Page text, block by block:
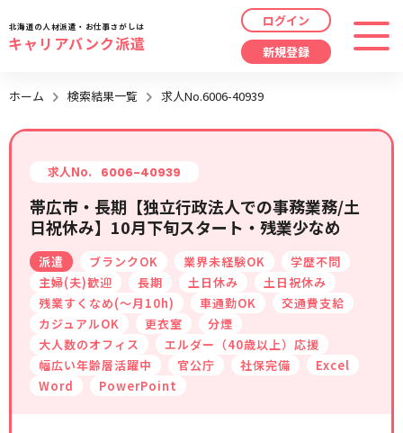
職種 指定なし
給与 時給/日給/月給から選択
こだわり 指定なし
キーワード 指定なし
最近見た求人
最近利用した検索条件
検索履歴はありません。
北海道の人材派遣・お仕事さがしは
キャリアバンク派遣
ログイン
新規登録
ホーム 検索結果一覧 求人No.6006-40939
求人No. 6006-40939
帯広市・長期【独立行政法人での事務業務/土
日祝休み】10月下旬スタート・残業少なめ
派遣 ブランクOK 業界未経験OK
学歴不問
主婦(夫)歓迎
長期 土日休み
土日祝休み
残業すくなめ(～月10h)
車通勤OK
交通費支給
カジュアルOK
更衣室
分煙
大人数のオフィス
エルダー（40歳以上）応援
幅広い年齢層活躍中
官公庁 社保完備
Excel
Word
PowerPoint